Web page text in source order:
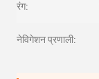
रंग:
नेविगेशन प्रणाली: